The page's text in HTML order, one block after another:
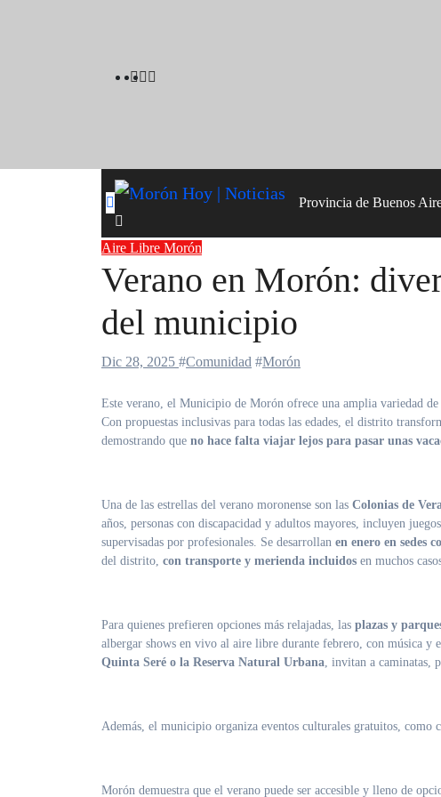
Provincia de Buenos
Aire Libre Morón
Verano en Morón:
del municipio
Dic 28, 2025 #Comunidad #Morón
Este verano, el Municipio de Morón ofrece una amplia variedad de actividades gratuitas al aire libre para disfrutar un veraneo cerca de casa.
Con propuestas inclusivas para todas las edades, el distrito
demostrando que no hace falta viajar lejos para pasar unas
Una de las estrellas del verano moronense son las Colonias de
años, personas con discapacidad y adultos mayores, incluyen
supervisadas por profesionales. Se desarrollan en enero en sedes
del distrito, con transporte y merienda incluidos en muchos
Para quienes prefieren opciones más relajadas, las plazas y
albergar shows en vivo al aire libre durante febrero, con música y
Quinta Seré o la Reserva Natural Urbana, invitan a caminatas,
Además, el municipio organiza eventos culturales gratuitos, como
Morón demuestra que el verano puede ser accesible y lleno de